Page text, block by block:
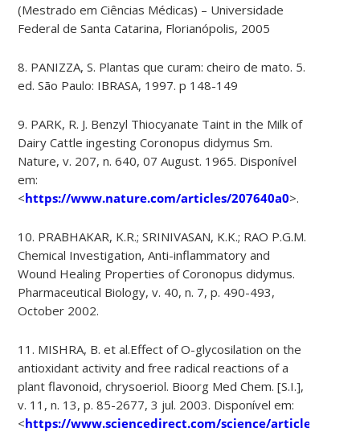
(Mestrado em Ciências Médicas) – Universidade
Federal de Santa Catarina, Florianópolis, 2005
8. PANIZZA, S. Plantas que curam: cheiro de mato. 5.
ed. São Paulo: IBRASA, 1997. p 148-149
9. PARK, R. J. Benzyl Thiocyanate Taint in the Milk of
Dairy Cattle ingesting Coronopus didymus Sm.
Nature, v. 207, n. 640, 07 August. 1965. Disponível
em:
<https://www.nature.com/articles/207640a0>.
10. PRABHAKAR, K.R.; SRINIVASAN, K.K.; RAO P.G.M.
Chemical Investigation, Anti-inflammatory and
Wound Healing Properties of Coronopus didymus.
Pharmaceutical Biology, v. 40, n. 7, p. 490-493,
October 2002.
11. MISHRA, B. et al.Effect of O-glycosilation on the
antioxidant activity and free radical reactions of a
plant flavonoid, chrysoeriol. Bioorg Med Chem. [S.I.],
v. 11, n. 13, p. 85-2677, 3 jul. 2003. Disponível em:
<https://www.sciencedirect.com/science/article/abs/pii/